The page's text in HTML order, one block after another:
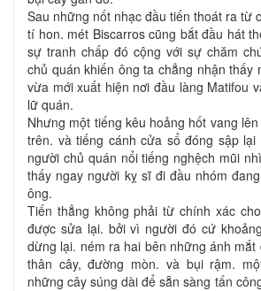
Sau những nốt nhạc đầu tiến thoát ra từ
tí hon. mét Biscarros cũng bắt đầu hát
sự tranh chấp đó cộng với sự chăm
chủ quán khiến ông ta chẳng nhận thấy
vừa mới xuất hiện nơi đầu làng Matifou
lữ quán.
Nhưng một tiếng kêu hoảng hốt vang
trên. và tiếng cánh cửa sổ đóng sập lại
người chủ quán nổi tiếng nghệch mũi
thấy ngay người kỵ sĩ đi đầu nhóm
ông.
Tiến thẳng không phải từ chính xác
được sửa lại. bởi vì người đó cứ
dừng lại. ném ra hai bên những ánh mắt
thân cây, đường mòn. và bụi rậm.
những cây súng dài để sẵn sàng tấn